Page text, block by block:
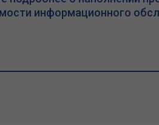
информационного